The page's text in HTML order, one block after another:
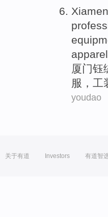
Xiamen
apparel
厦门钰
服 ，工
youdao
关于有道 Investors 有道智